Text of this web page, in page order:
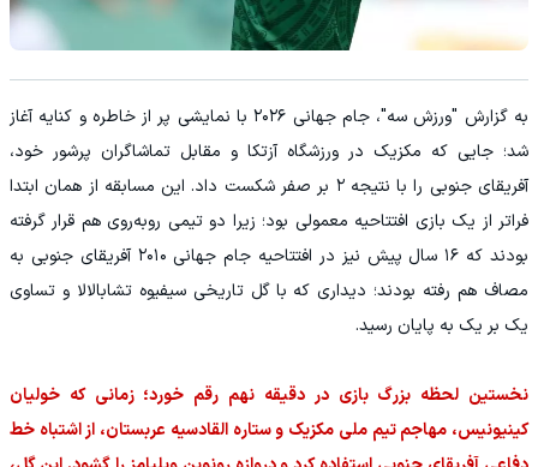
به گزارش "ورزش سه"، جام جهانی ۲۰۲۶ با نمایشی پر از خاطره و کنایه آغاز
شد؛ جایی که مکزیک در ورزشگاه آزتکا و مقابل تماشاگران پرشور خود،
آفریقای جنوبی را با نتیجه ۲ بر صفر شکست داد. این مسابقه از همان ابتدا
فراتر از یک بازی افتتاحیه معمولی بود؛ زیرا دو تیمی روبه‌روی هم قرار گرفته
بودند که ۱۶ سال پیش نیز در افتتاحیه جام جهانی ۲۰۱۰ آفریقای جنوبی به
مصاف هم رفته بودند؛ دیداری که با گل تاریخی سیفیوه تشابالالا و تساوی
یک بر یک به پایان رسید.
نخستین لحظه بزرگ بازی در دقیقه نهم رقم خورد؛ زمانی که خولیان
کینیونیس، مهاجم تیم ملی مکزیک و ستاره القادسیه عربستان، از اشتباه خط